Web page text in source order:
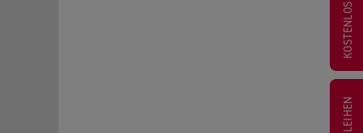
KOSTENLOS
LEIHEN